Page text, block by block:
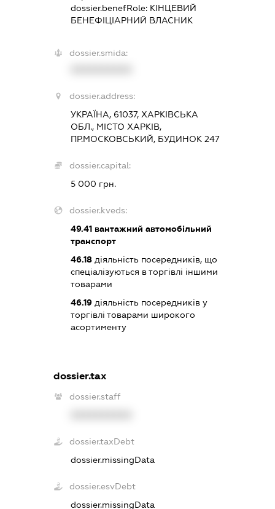
dossier.benefRole: КІНЦЕВИЙ
БЕНЕФІЦІАРНИЙ ВЛАСНИК
dossier.smida:
dossier.address:
УКРАЇНА, 61037, ХАРКІВСЬКА
ОБЛ., МІСТО ХАРКІВ,
ПР.МОСКОВСЬКИЙ, БУДИНОК 247
dossier.capital:
5 000 грн.
dossier.kveds:
49.41 вантажний автомобільний
транспорт
46.18 діяльність посередників, що
спеціалізуються в торгівлі іншими
товарами
46.19 діяльність посередників у
торгівлі товарами широкого
асортименту
dossier.tax
dossier.staff
dossier.taxDebt
dossier.missingData
dossier.esvDebt
dossier.missingData